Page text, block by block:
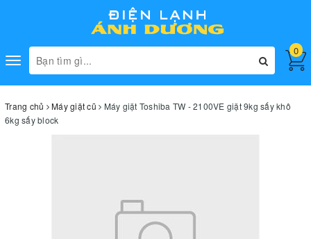
Toggle
navigation
0
Trang chủ Máy giặt cũ
Máy giặt Toshiba TW - 2100VE giặt 9kg sấy khô
6kg sấy block